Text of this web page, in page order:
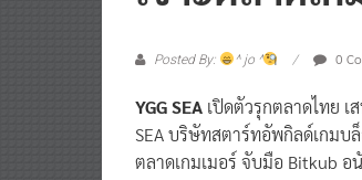
Posted By: ^ jo ^ 0
YGG SEA เปิดตัวรุกตลาดไทย เ
SEA บริษัทสตาร์ทอัพกิลด์เกมบ
ตลาดเกมเมอร์ จับมือ Bitkub